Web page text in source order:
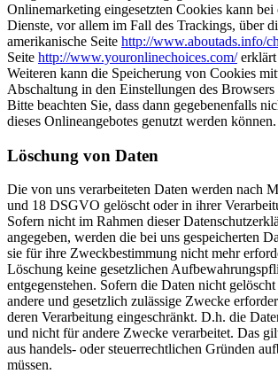
Onlinemarketing eingesetzten Cookies kann
Dienste, vor allem im Fall des Trackings, über
amerikanische Seite http://www.aboutads.info/
Seite http://www.youronlinechoices.com/erklärt
Weiteren kann die Speicherung von Cookies
Abschaltung in den Einstellungen des
Bitte beachten Sie, dass dann gegebenenfalls
dieses Onlineangebotes genutzt werden können.
Löschung von Daten
Die von uns verarbeiteten Daten werden nach
und 18 DSGVO gelöscht oder in ihrer
Sofern nicht im Rahmen dieser
angegeben, werden die bei uns gespeicherten
sie für ihre Zweckbestimmung nicht mehr
Löschung keine gesetzlichen
entgegenstehen. Sofern die Daten nicht
andere und gesetzlich zulässige Zwecke
deren Verarbeitung eingeschränkt. D.h. die
und nicht für andere Zwecke verarbeitet. Das
aus handels- oder steuerrechtlichen Gründen
müssen.